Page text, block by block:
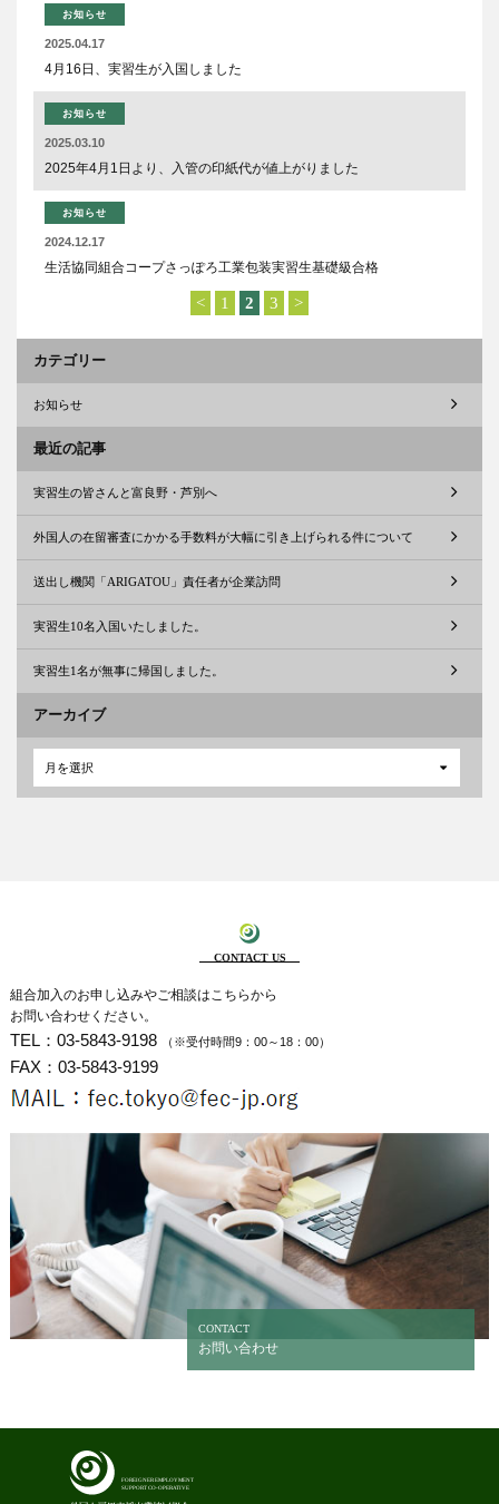
お知らせ
2025.04.17
4月16日、実習生が入国しました
お知らせ
2025.03.10
2025年4月1日より、入管の印紙代が値上がりました
お知らせ
2024.12.17
生活協同組合コープさっぽろ工業包装実習生基礎級合格
< 1 2 3 >
カテゴリー
お知らせ
最近の記事
実習生の皆さんと富良野・芦別へ
外国人の在留審査にかかる手数料が大幅に引き上げられる件について
送出し機関「ARIGATOU」責任者が企業訪問
実習生10名入国いたしました。
実習生1名が無事に帰国しました。
アーカイブ
月を選択
CONTACT US
組合加入のお申し込みやご相談はこちらから
お問い合わせください。
TEL： 03-5843-9198 （※受付時間9：00～18：00）
FAX：03-5843-9199
CONTACT
お問い合わせ